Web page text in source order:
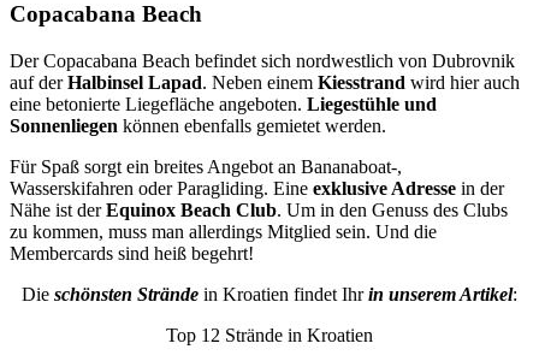
Copacabana Beach
Der Copacabana Beach befindet sich nordwestlich von Dubrovnik
auf derHalbinsel Lapad. Neben einem Kiesstrand wird hier auch
eine betonierte Liegefläche angeboten. Liegestühle und
Sonnenliegen können ebenfalls gemietet werden.
Für Spaß sorgt ein breites Angebot an Bananaboat-,
Wasserskifahren oder Paragliding. Eine exklusive Adresse in der
Nähe ist derEquinox Beach Club. Um in den Genuss des Clubs
zu kommen, muss man allerdings Mitglied sein. Und die
Membercards sind heiß begehrt!
Die schönsten Strände in Kroatien findet Ihrin unserem Artikel:
Top 12 Strände in Kroatien